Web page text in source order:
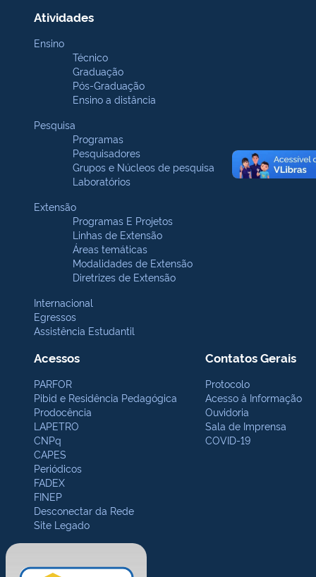
Atividades
Ensino
Técnico
Graduação
Pós-Graduação
Ensino a distância
Pesquisa
Programas
Pesquisadores
Grupos e Núcleos de pesquisa
Laboratórios
Extensão
Programas E Projetos
Linhas de Extensão
Áreas temáticas
Modalidades de Extensão
Diretrizes de Extensão
Internacional
Egressos
Assistência Estudantil
Acessos
PARFOR
Pibid e Residência Pedagógica
Prodocência
LAPETRO
CNPq
CAPES
Periódicos
FADEX
FINEP
Desconectar da Rede
Site Legado
Contatos Gerais
Protocolo
Acesso à Informação
Ouvidoria
Sala de Imprensa
COVID-19